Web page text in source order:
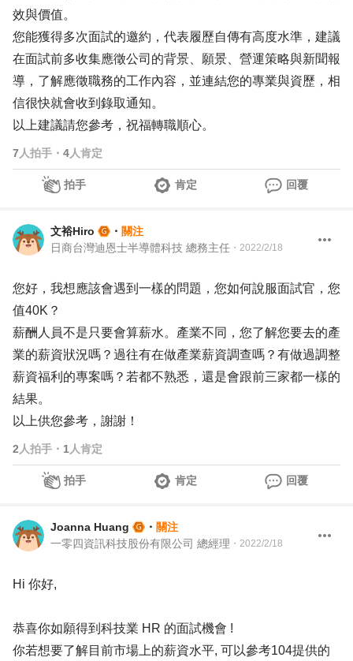
效與價值。
您能獲得多次面試的邀約，代表履歷自傳有高度水準，建議
在面試前多收集應徵公司的背景、願景、營運策略與新聞報
導，了解應徵職務的工作內容，並連結您的專業與資歷，相
信很快就會收到錄取通知。
以上建議請您參考，祝福轉職順心。
7 人拍手 ・ 4人肯定
拍手 肯定 回覆
文裕Hiro ・ 關注
日商台灣迪恩士半導體科技 總務主任 ・ 2022/2/18
您好，我想應該會遇到一樣的問題，您如何說服面試官，您
值40K？
薪酬人員不是只要會算薪水。產業不同，您了解您要去的產
業的薪資狀況嗎？過往有在做產業薪資調查嗎？有做過調整
薪資福利的專案嗎？若都不熟悉，還是會跟前三家都一樣的
結果。
以上供您參考，謝謝！
2 人拍手 ・ 1 人肯定
拍手 肯定 回覆
Joanna Huang ・ 關注
一零四資訊科技股份有限公司 總經理 ・ 2022/2/18
Hi 你好,
恭喜你如願得到科技業 HR 的面試機會 !
你若想要了解目前市場上的薪資水平, 可以參考104提供的